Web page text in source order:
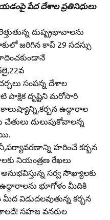
పేద దేశాల ప్రతినిధులు
దుష్ప్రభావాలను
జరిగిన కాప్‌ 29 సదస్సు
సంపన్న దేశాల
పాక్షిక దృష్టిని మరోసారి
ఉద్గారాల
దులుపుకోవాలన్న
హరించే కర్బన
నియంత్రణ రేఖలు
సర్వ సౌఖ్యాలకు
ఉద్గారాలను భూగోళం మీదికి
విడుదలవుతున్న కర్బన
సహజ వనరుల